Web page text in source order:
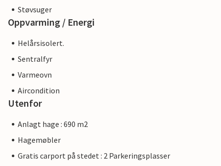
Støvsuger
Oppvarming / Energi
Helårsisolert.
Sentralfyr
Varmeovn
Aircondition
Utenfor
Anlagt hage : 690 m2
Hagemøbler
Gratis carport på stedet : 2 Parkeringsplasser